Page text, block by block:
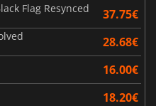
Flag Resynced
37.75€
28.68€
16.00€
18.20€